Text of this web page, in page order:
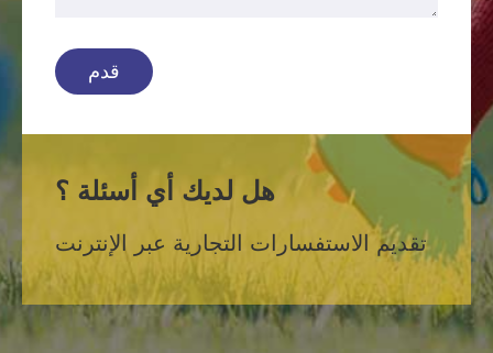
قدم
هل لديك أي أسئلة ؟
تقديم الاستفسارات التجارية عبر الإنترنت